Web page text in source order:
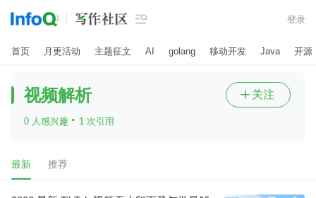
 登录
首页 月更活动 主题征文 AI golang 移动开发 Java 开源
视频解析
0 人感兴趣 · 1 次引用
 关注
最新 推荐